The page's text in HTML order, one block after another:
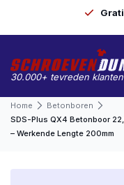
30.000+ tevreden klanten
Home
Betonboren
SDS-Plus QX4 Betonboor
– Werkende Lengte 200mm